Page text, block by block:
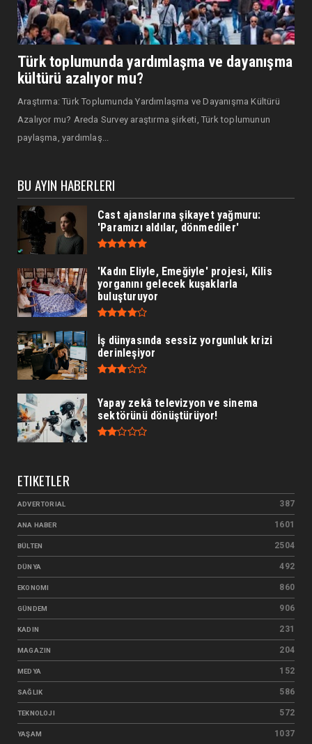
Türk toplumunda yardımlaşma ve dayanışma
kültürü azalıyor mu?
Araştırma: Türk Toplumunda Yardımlaşma ve Dayanışma Kültürü
Azalıyor mu? Areda Survey araştırma şirketi, Türk toplumunun
paylaşma, yardımlaş...
BU AYIN HABERLERI
Cast ajanslarına şikayet yağmuru:
'Paramızı aldılar, dönmediler'
'Kadın Eliyle, Emeğiyle' projesi, Kilis
yorganını gelecek kuşaklarla
buluşturuyor
İş dünyasında sessiz yorgunluk krizi
derinleşiyor
Yapay zekâ televizyon ve sinema
sektörünü dönüştürüyor!
ETIKETLER
ADVERTORIAL 387
ANA HABER 1601
BÜLTEN 2504
DÜNYA 492
EKONOMI 860
GÜNDEM 906
KADIN 231
MAGAZIN 204
MEDYA 152
SAĞLIK 586
TEKNOLOJI 572
YAŞAM 1037